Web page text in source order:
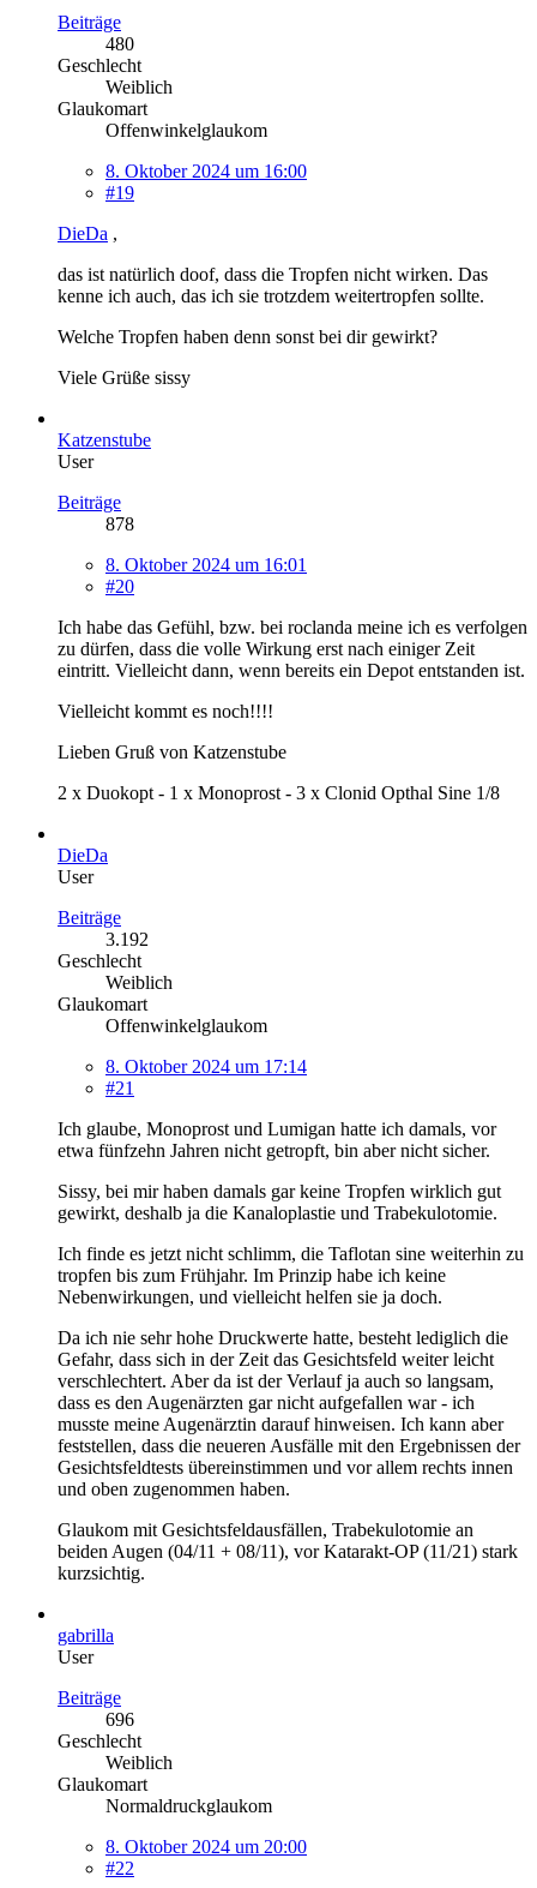
Beiträge
480
Geschlecht
Weiblich
Glaukomart
Offenwinkelglaukom
8. Oktober 2024 um 16:00
#19
DieDa ,
das ist natürlich doof, dass die Tropfen nicht wirken. Das
kenne ich auch, das ich sie trotzdem weitertropfen sollte.
Welche Tropfen haben denn sonst bei dir gewirkt?
Viele Grüße sissy
Katzenstube
User
Beiträge
878
8. Oktober 2024 um 16:01
#20
Ich habe das Gefühl, bzw. bei roclanda meine ich es verfolgen
zu dürfen, dass die volle Wirkung erst nach einiger Zeit
eintritt. Vielleicht dann, wenn bereits ein Depot entstanden ist.
Vielleicht kommt es noch!!!!
Lieben Gruß von Katzenstube
2 x Duokopt - 1 x Monoprost - 3 x Clonid Opthal Sine 1/8
DieDa
User
Beiträge
3.192
Geschlecht
Weiblich
Glaukomart
Offenwinkelglaukom
8. Oktober 2024 um 17:14
#21
Ich glaube, Monoprost und Lumigan hatte ich damals, vor
etwa fünfzehn Jahren nicht getropft, bin aber nicht sicher.
Sissy, bei mir haben damals gar keine Tropfen wirklich gut
gewirkt, deshalb ja die Kanaloplastie und Trabekulotomie.
Ich finde es jetzt nicht schlimm, die Taflotan sine weiterhin zu
tropfen bis zum Frühjahr. Im Prinzip habe ich keine
Nebenwirkungen, und vielleicht helfen sie ja doch.
Da ich nie sehr hohe Druckwerte hatte, besteht lediglich die
Gefahr, dass sich in der Zeit das Gesichtsfeld weiter leicht
verschlechtert. Aber da ist der Verlauf ja auch so langsam,
dass es den Augenärzten gar nicht aufgefallen war - ich
musste meine Augenärztin darauf hinweisen. Ich kann aber
feststellen, dass die neueren Ausfälle mit den Ergebnissen der
Gesichtsfeldtests übereinstimmen und vor allem rechts innen
und oben zugenommen haben.
Glaukom mit Gesichtsfeldausfällen, Trabekulotomie an
beiden Augen (04/11 + 08/11), vor Katarakt-OP (11/21) stark
kurzsichtig.
gabrilla
User
Beiträge
696
Geschlecht
Weiblich
Glaukomart
Normaldruckglaukom
8. Oktober 2024 um 20:00
#22